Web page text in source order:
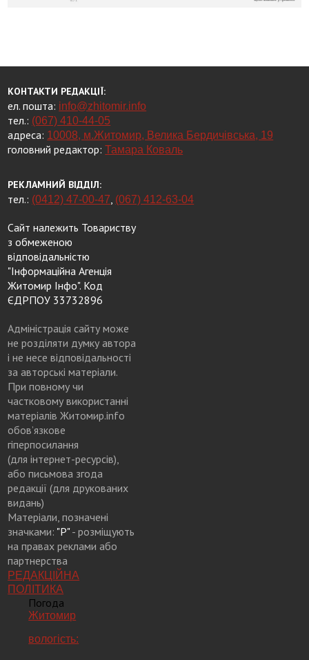
КОНТАКТИ РЕДАКЦІЇ:
ел. пошта: info@zhitomir.info
тел.: (067) 410-44-05
адреса: 10008, м.Житомир, Велика Бердичівська, 19
головний редактор:Тамара Коваль
РЕКЛАМНИЙ ВІДДІЛ:
тел.: (0412) 47-00-47, (067) 412-63-04
Сайт належить Товариству
з обмеженою
відповідальністю
"Інформаційна Агенція
Житомир Інфо". Код
ЄДРПОУ 33732896
Адміністрація сайту може
не розділяти думку автора
і не несе відповідальності
за авторські матеріали.
При повному чи
частковому використанні
матеріалів Житомир.info
обов’язкове
гіперпосилання
(для інтернет-ресурсів),
або письмова згода
редакції (для друкованих
видань)
Матеріали, позначені
значками: "Р"- розміщують
на правах реклами або
партнерства
РЕДАКЦІЙНА
ПОЛІТИКА
Погода
Житомир
вологість: